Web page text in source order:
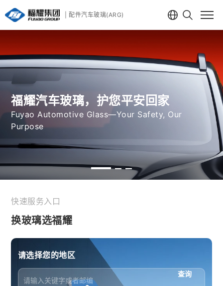
| 配件汽车玻璃(ARG)
福耀汽车玻璃，护您平安回家
Fuyao Automotive Glass—Your Safety, Our
Purpose
福耀集团|配件汽车玻璃(ARG)
快速服务入口
换玻璃选福耀
请选择您的地区
查询